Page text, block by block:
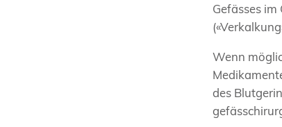
Gefässes
Wenn
des